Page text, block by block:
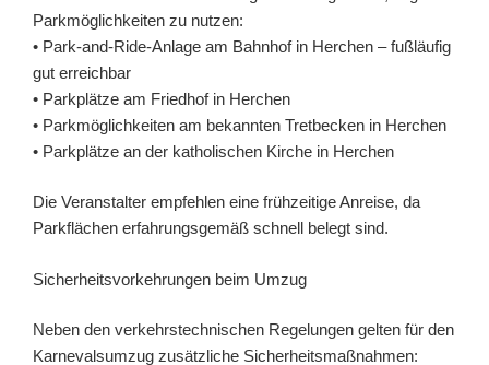
Parkmöglichkeiten zu nutzen:
• Park-and-Ride-Anlage am Bahnhof in Herchen – fußläufig
gut erreichbar
• Parkplätze am Friedhof in Herchen
• Parkmöglichkeiten am bekannten Tretbecken in Herchen
• Parkplätze an der katholischen Kirche in Herchen
Die Veranstalter empfehlen eine frühzeitige Anreise, da
Parkflächen erfahrungsgemäß schnell belegt sind.
Sicherheitsvorkehrungen beim Umzug
Neben den verkehrstechnischen Regelungen gelten für den
Karnevalsumzug zusätzliche Sicherheitsmaßnahmen: